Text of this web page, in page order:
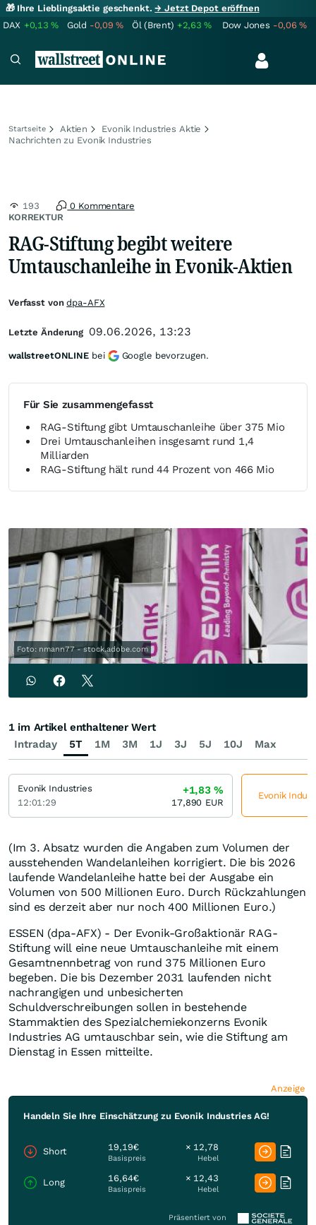
🎁 Ihre Lieblingsaktie geschenkt.→ Jetzt Depot eröffnen
DAX +0,13% Gold -0,09% Öl (Brent) +2,63% Dow Jones -0,06%
Startseite Aktien
Evonik Industries Aktie
Nachrichten zu Evonik Industries
KORREKTUR
193 0 Kommentare
RAG-Stiftung begibt weitere
Umtauschanleihe in Evonik-Aktien
Für Sie zusammengefasst
RAG-Stiftung gibt Umtauschanleihe über 375 Mio
Drei Umtauschanleihen insgesamt rund 1,4
Milliarden
RAG-Stiftung hält rund 44 Prozent von 466 Mio
Foto: nmann77 - stock.adobe.com
(Im 3. Absatz wurden die Angaben zum Volumen der
ausstehenden Wandelanleihen korrigiert. Die bis 2026
laufende Wandelanleihe hatte bei der Ausgabe ein
Volumen von 500 Millionen Euro. Durch Rückzahlungen
sind es derzeit aber nur noch 400 Millionen Euro.)
ESSEN (dpa-AFX) - Der Evonik-Großaktionär RAG-
Stiftung will eine neue Umtauschanleihe mit einem
Gesamtnennbetrag von rund 375 Millionen Euro
begeben. Die bis Dezember 2031 laufenden nicht
nachrangigen und unbesicherten
Schuldverschreibungen sollen in bestehende
Stammaktien des Spezialchemiekonzerns Evonik
Industries AG umtauschbar sein, wie die Stiftung am
Dienstag in Essen mitteilte.
Anzeige
Handeln Sie Ihre Einschätzung zu Evonik Industries AG!
Short 19,19€
Basispreis
× 12,78
Hebel
Long 16,64€
Basispreis
× 12,43
Hebel
Präsentiert von
Verfasst vondpa-AFX
Letzte Änderung 09.06.2026, 13:23
wallstreetONLINE bei Google bevorzugen.
Intraday 5T 1M 3M 1J 3J 5J 10J Max
1 im Artikel enthaltener Wert
Evonik Industries
12:01:29
+1,83%
17,890 EUR
Evonik